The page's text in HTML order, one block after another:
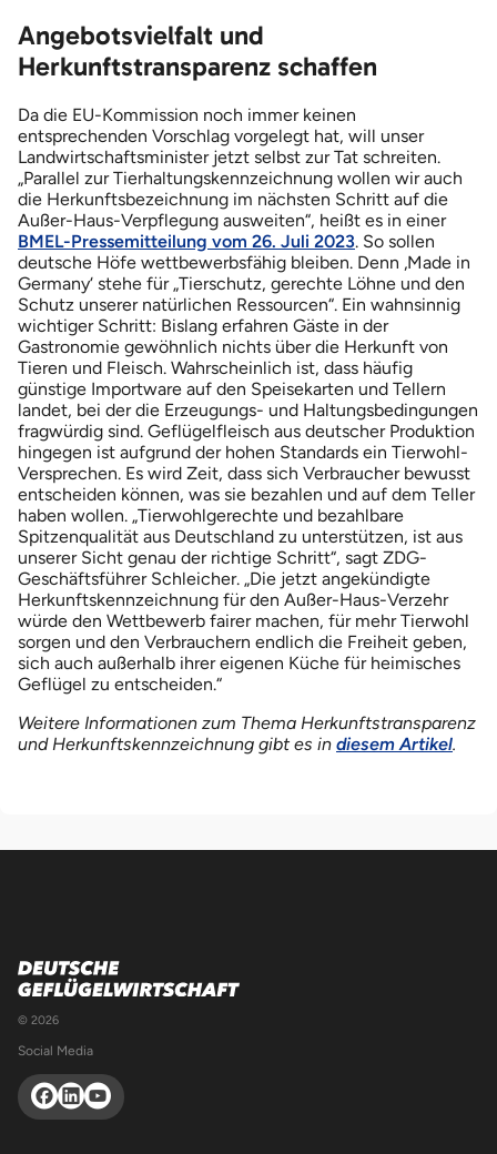
Angebotsvielfalt und
Herkunftstransparenz schaffen
Da die EU-Kommission noch immer keinen
entsprechenden Vorschlag vorgelegt hat, will unser
Landwirtschaftsminister jetzt selbst zur Tat schreiten.
„Parallel zur Tierhaltungskennzeichnung wollen wir auch
die Herkunftsbezeichnung im nächsten Schritt auf die
Außer-Haus-Verpflegung ausweiten“, heißt es in einer
BMEL-Pressemitteilung vom 26. Juli 2023. So sollen
deutsche Höfe wettbewerbsfähig bleiben. Denn ‚Made in
Germany‘ stehe für „Tierschutz, gerechte Löhne und den
Schutz unserer natürlichen Ressourcen“. Ein wahnsinnig
wichtiger Schritt: Bislang erfahren Gäste in der
Gastronomie gewöhnlich nichts über die Herkunft von
Tieren und Fleisch. Wahrscheinlich ist, dass häufig
günstige Importware auf den Speisekarten und Tellern
landet, bei der die Erzeugungs- und Haltungsbedingungen
fragwürdig sind. Geflügelfleisch aus deutscher Produktion
hingegen ist aufgrund der hohen Standards ein Tierwohl-
Versprechen. Es wird Zeit, dass sich Verbraucher bewusst
entscheiden können, was sie bezahlen und auf dem Teller
haben wollen. „Tierwohlgerechte und bezahlbare
Spitzenqualität aus Deutschland zu unterstützen, ist aus
unserer Sicht genau der richtige Schritt“, sagt ZDG-
Geschäftsführer Schleicher. „Die jetzt angekündigte
Herkunftskennzeichnung für den Außer-Haus-Verzehr
würde den Wettbewerb fairer machen, für mehr Tierwohl
sorgen und den Verbrauchern endlich die Freiheit geben,
sich auch außerhalb ihrer eigenen Küche für heimisches
Geflügel zu entscheiden.“
Weitere Informationen zum Thema Herkunftstransparenz
und Herkunftskennzeichnung gibt es in diesem Artikel.
© 2026
Social Media